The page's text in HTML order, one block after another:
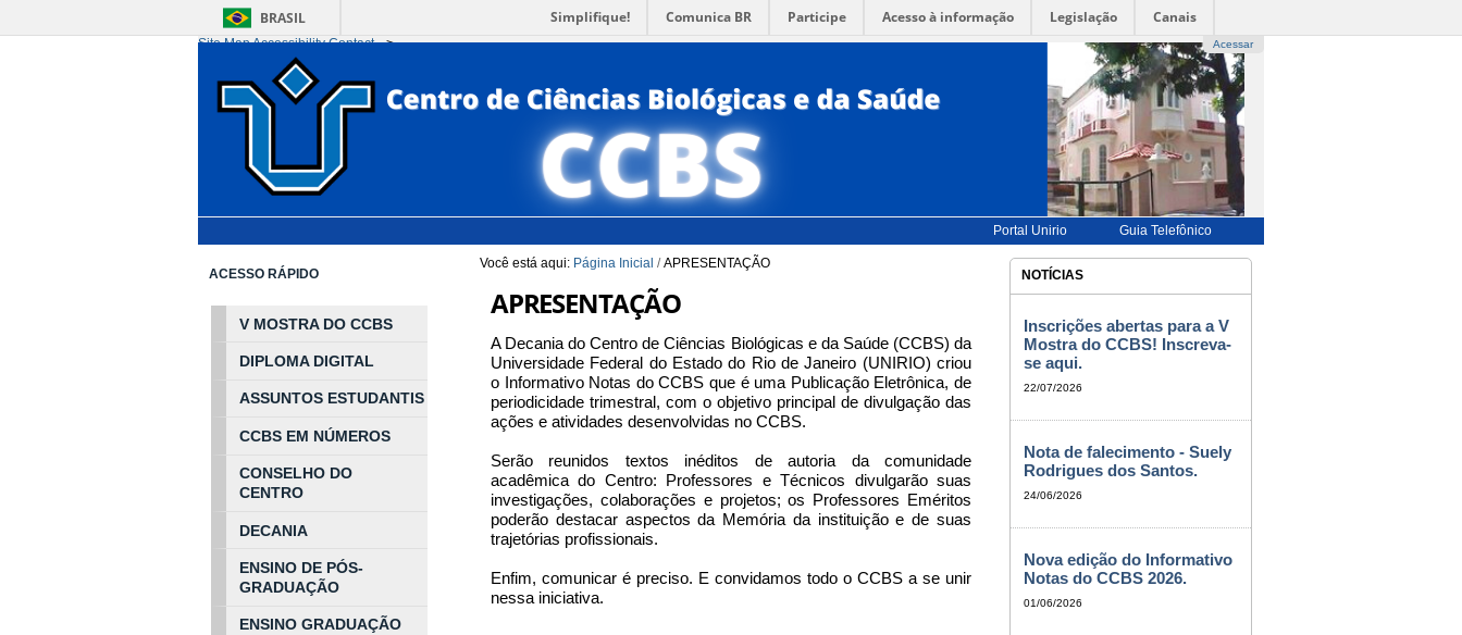
BRASIL Simplifique! Comunica BR Participe Acesso à informação Legislação Canais
Acessar
Ir para o conteúdo
ESPAÑOL |--> FRANÇAIS-->
ALTO CONTRASTE | MAPA DO SITE
Site MapAccessibility Contact-->
Portal Unirio Guia Telefônico
Você está aqui: Página Inicial /APRESENTAÇÃO
APRESENTAÇÃO
A Decania do Centro de Ciências Biológicas e da Saúde (CCBS) da
Universidade Federal do Estado do Rio de Janeiro (UNIRIO) criou
o Informativo Notas do CCBS que é uma Publicação Eletrônica, de
periodicidade trimestral, com o objetivo principal de divulgação das
ações e atividades desenvolvidas no CCBS.
Serão reunidos textos inéditos de autoria da comunidade
acadêmica do Centro: Professores e Técnicos divulgarão suas
investigações, colaborações e projetos; os Professores Eméritos
poderão destacar aspectos da Memória da instituição e de suas
trajetórias profissionais.
Enfim, comunicar é preciso. E convidamos todo o CCBS a se unir
nessa iniciativa.
ACESSO RÁPIDO
V MOSTRA DO CCBS
DIPLOMA DIGITAL
ASSUNTOS ESTUDANTIS
CCBS EM NÚMEROS
CONSELHO DO
CENTRO
DECANIA
ENSINO DE PÓS-
GRADUAÇÃO
ENSINO GRADUAÇÃO
NOTÍCIAS
Inscrições abertas para a V
Mostra do CCBS! Inscreva-
se aqui.
22/07/2026
Nota de falecimento - Suely
Rodrigues dos Santos.
24/06/2026
Nova edição do Informativo
Notas do CCBS 2026.
01/06/2026